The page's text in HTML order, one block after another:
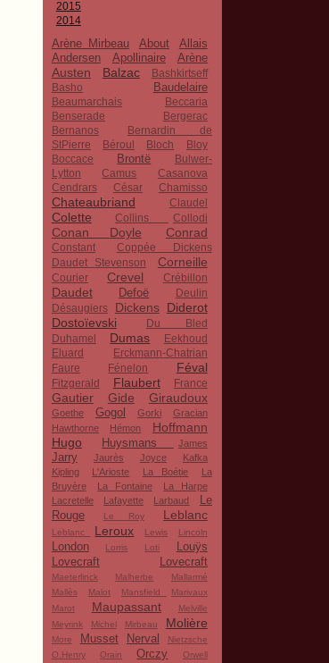
2015
2014
Arène Mirbeau About
Allais
Andersen
Apollinaire Arène
Austen Balzac
Bashkirtseff
Basho
Baudelaire
Beaumarchais
Beccaria
Benserade
Bergerac
Bernanos
Bernardin de
StPierre
Béroul Bloch
Bloy
Boccace
Brontë
Bulwer-
Lytton
Camus
Casanova
Cendrars
César Chamisso
Chateaubriand Claudel
Colette Collins Collodi
Conan Doyle Conrad
Constant
Coppée Dickens
Daudet Stevenson
Corneille
Courier Crevel Crébillon
Daudet Defoë
Deulin
Désaugiers
Dickens Diderot
Dostoïevski
Du Bled
Duhamel
Dumas
Eekhoud
Eluard
Erckmann-Chatrian
Faure
Fénelon Féval
Fitzgerald Flaubert France
Gautier Gide Giraudoux
Goethe Gogol Gorki
Gracian
Hawthorne
Hémon
Hoffmann
Hugo
Huysmans James
Jarry Jaurès Joyce
Kafka
Kipling
L'Arioste La Boétie
La
Bruyère
La Fontaine
La Harpe
Lacretelle
Lafayette Larbaud
Le
Rouge
Le Roy Leblanc
Leblanc Leroux Lewis Lincoln
London Lorris Loti
Louÿs
Lovecraft
Lovecraft
Maeterlinck Malherbe
Mallarmé
Mallès
Malot Mansfield
Marivaux
Marot
Maupassant
Melville
Meyrink
Michel Mirbeau Molière
More Musset Nerval
Nietzsche
O.Henry
Orain Orczy Orwell